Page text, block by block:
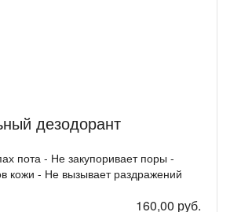
дезодорант
пота - Не закупоривает поры -
кожи - Не вызывает раздражений
160,00 руб.